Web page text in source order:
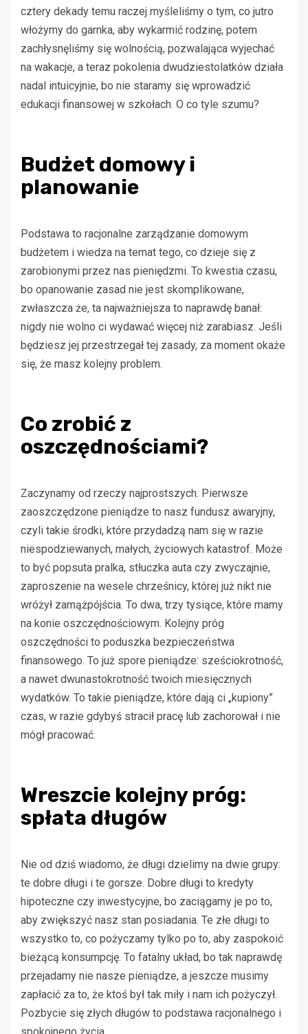
cztery dekady temu raczej myśleliśmy o tym, co jutro
włożymy do garnka, aby wykarmić rodzinę, potem
zachłysnęliśmy się wolnością, pozwalająca wyjechać
na wakacje, a teraz pokolenia dwudziestolatków działa
nadal intuicyjnie, bo nie staramy się wprowadzić
edukacji finansowej w szkołach. O co tyle szumu?
Budżet domowy i
planowanie
Podstawa to racjonalne zarządzanie domowym
budżetem i wiedza na temat tego, co dzieje się z
zarobionymi przez nas pieniędzmi. To kwestia czasu,
bo opanowanie zasad nie jest skomplikowane,
zwłaszcza że, ta najważniejsza to naprawdę banał:
nigdy nie wolno ci wydawać więcej niż zarabiasz. Jeśli
będziesz jej przestrzegał tej zasady, za moment okaże
się, że masz kolejny problem.
Co zrobić z
oszczędnościami?
Zaczynamy od rzeczy najprostszych. Pierwsze
zaoszczędzone pieniądze to nasz fundusz awaryjny,
czyli takie środki, które przydadzą nam się w razie
niespodziewanych, małych, życiowych katastrof. Może
to być popsuta pralka, stłuczka auta czy zwyczajnie,
zaproszenie na wesele chrześnicy, której już nikt nie
wróżył zamążpójścia. To dwa, trzy tysiące, które mamy
na konie oszczędnościowym. Kolejny próg
oszczędności to poduszka bezpieczeństwa
finansowego. To już spore pieniądze: sześciokrotność,
a nawet dwunastokrotność twoich miesięcznych
wydatków. To takie pieniądze, które dają ci „kupiony”
czas, w razie gdybyś stracił pracę lub zachorował i nie
mógł pracować.
Wreszcie kolejny próg:
spłata długów
Nie od dziś wiadomo, że długi dzielimy na dwie grupy:
te dobre długi i te gorsze. Dobre długi to kredyty
hipoteczne czy inwestycyjne, bo zaciągamy je po to,
aby zwiększyć nasz stan posiadania. Te złe długi to
wszystko to, co pożyczamy tylko po to, aby zaspokoić
bieżącą konsumpcję. To fatalny układ, bo tak naprawdę
przejadamy nie nasze pieniądze, a jeszcze musimy
zapłacić za to, że ktoś był tak miły i nam ich pożyczył.
Pozbycie się złych długów to podstawa racjonalnego i